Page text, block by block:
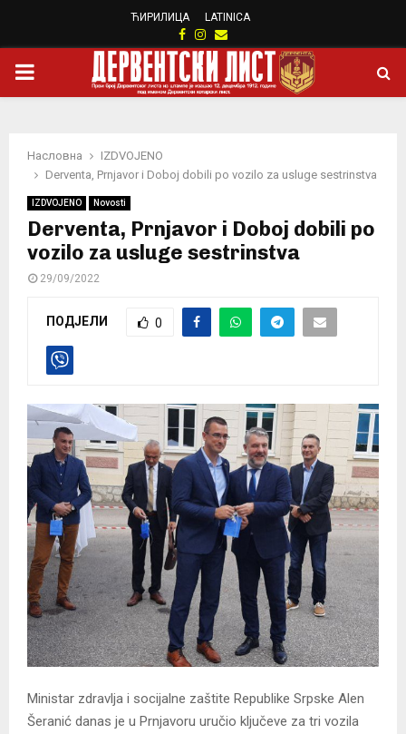
ЋИРИЛИЦА LATINICA
Facebook
Instagram
Email
PRIMARY
Насловна
IZDVOJENO
Derventa, Prnjavor i Doboj dobili po vozilo za usluge sestrinstva
IZDVOJENO Novosti
Derventa, Prnjavor i Doboj dobili po
vozilo za usluge sestrinstva
29/09/2022
ПОДЈЕЛИ 0
Ministar zdravlja i socijalne zaštite Republike Srpske Alen
Šeranić danas je u Prnjavoru uručio ključeve za tri vozila